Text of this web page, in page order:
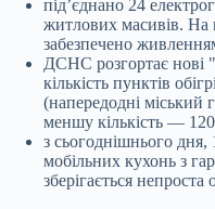
під’єднано 24
житлових масивів. На
забезпечено
ДСНС розгортає нові
кількість пунктів
(напередодні міський
меншу кількість —
з сьогоднішнього
мобільних кухонь з
зберігається непроста